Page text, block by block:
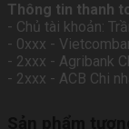
Thông tin thanh
- Chủ tài khoản:
- 0xxx -
- 2xxx - Agribank
- 2xxx - ACB Chi